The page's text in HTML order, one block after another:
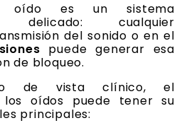
es un sistema
delicado: cualquier
del sonido o en el
puede generar esa
de bloqueo.
de vista clínico, el
oídos puede tener su
principales: